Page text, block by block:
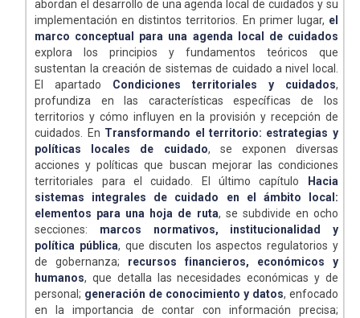
abordan el desarrollo de una agenda local de cuidados y su
implementación en distintos territorios. En primer lugar, el
marco conceptual para una agenda local de cuidados
explora los principios y fundamentos teóricos que
sustentan la creación de sistemas de cuidado a nivel local.
El apartado Condiciones territoriales y cuidados,
profundiza en las características específicas de los
territorios y cómo influyen en la provisión y recepción de
cuidados. En Transformando el territorio: estrategias y
políticas locales de cuidado, se exponen diversas
acciones y políticas que buscan mejorar las condiciones
territoriales para el cuidado. El último capítulo
Hacia
sistemas integrales de cuidado en el ámbito local:
elementos para una hoja de ruta, se subdivide en ocho
secciones: marcos normativos, institucionalidad y
política pública, que discuten los aspectos regulatorios y
de gobernanza; recursos financieros, económicos y
humanos, que detalla las necesidades económicas y de
personal; generación de conocimiento y datos, enfocado
en la importancia de contar con información precisa;